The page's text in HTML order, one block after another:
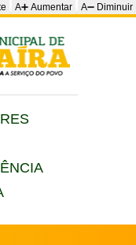
A➕ Aumentar A➖ Diminuir